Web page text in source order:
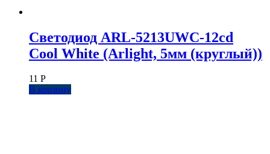
Светодиод ARL-5213UWC-12cd
Cool White (Arlight, 5мм (круглый))
11 Р
В корзину